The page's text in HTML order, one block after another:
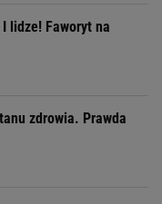
lidze! Faworyt na
zdrowia. Prawda